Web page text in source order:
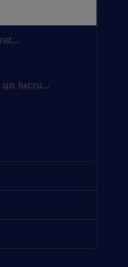
un lucru...